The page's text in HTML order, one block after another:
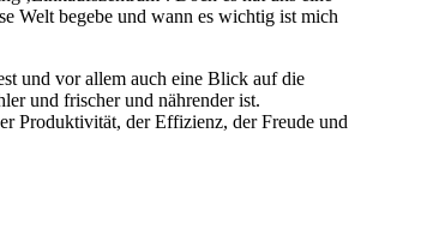
Welt begebe und wann es wichtig ist mich
und vor allem auch eine Blick auf die
und frischer und nährender ist.
Produktivität, der Effizienz, der Freude und